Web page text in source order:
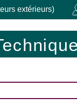
extérieurs)